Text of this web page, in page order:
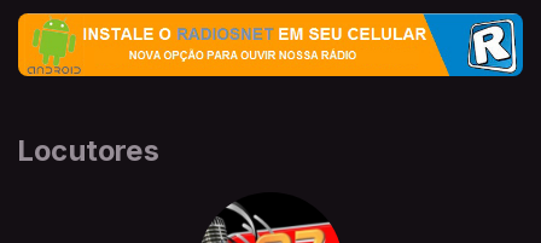
Locutores